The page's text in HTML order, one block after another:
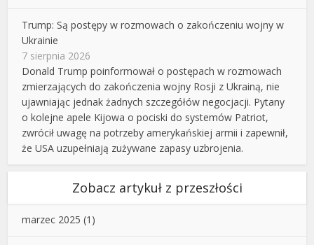
Trump: Są postępy w rozmowach o zakończeniu wojny w
Ukrainie
7 sierpnia 2026
Donald Trump poinformował o postępach w rozmowach
zmierzających do zakończenia wojny Rosji z Ukrainą, nie
ujawniając jednak żadnych szczegółów negocjacji. Pytany
o kolejne apele Kijowa o pociski do systemów Patriot,
zwrócił uwagę na potrzeby amerykańskiej armii i zapewnił,
że USA uzupełniają zużywane zapasy uzbrojenia.
Zobacz artykuł z przeszłości
marzec 2025 (1)